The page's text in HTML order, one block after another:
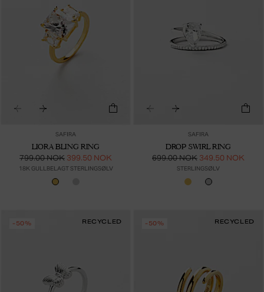
SAFIRA
LIORA BLING RING
799.00 NOK 399.50 NOK
18K GULLBELAGT STERLINGSØLV
SAFIRA
DROP SWIRL RING
699.00 NOK 349.50 NOK
STERLINGSØLV
-50% RECYCLED -50% RECYCLED